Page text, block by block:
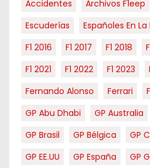
Accidentes Archivos F1eep
Escuderías
Españoles En La
F1 2016
F1 2017 F1 2018
F1 2021
F1 2022 F1 2023
Fernando Alonso
Ferrari
GP Abu Dhabi
GP Australia
GP Brasil
GP Bélgica GP
GP EE.UU
GP España
GP